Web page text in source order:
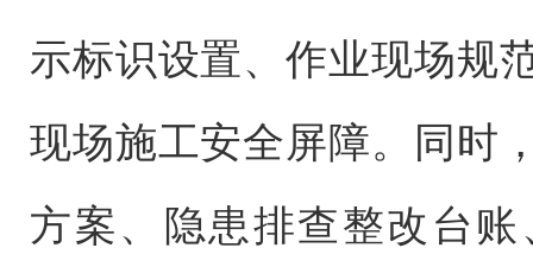
示标识设置、作业现场规
现场施工安全屏障。同时
方案、隐患排查整改台